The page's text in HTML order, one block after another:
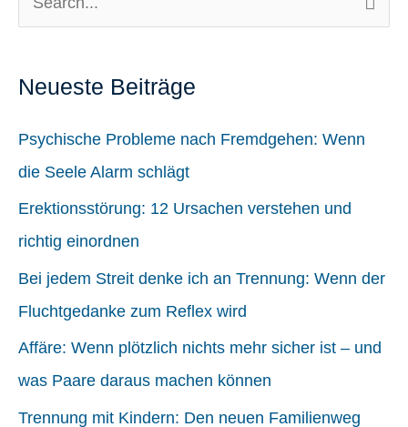
e
n
n
a
c
h
Neueste Beiträge
Psychische Probleme nach Fremdgehen: Wenn
die Seele Alarm schlägt
Erektionsstörung: 12 Ursachen verstehen und
richtig einordnen
Bei jedem Streit denke ich an Trennung: Wenn der
Fluchtgedanke zum Reflex wird
Affäre: Wenn plötzlich nichts mehr sicher ist – und
was Paare daraus machen können
Trennung mit Kindern: Den neuen Familienweg